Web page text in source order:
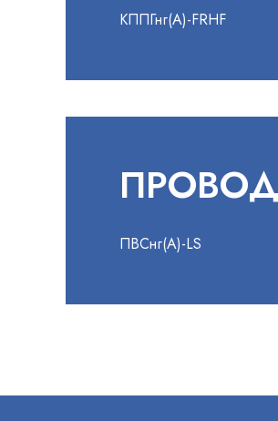
КППГнг(А)-FRHF
ПРОВОД
ПВСнг(А)-LS